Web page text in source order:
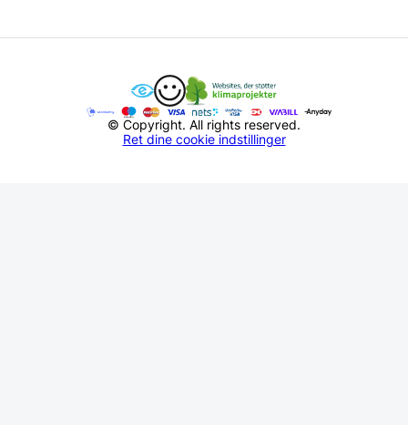
© Copyright. All rights reserved.
Ret dine cookie indstillinger